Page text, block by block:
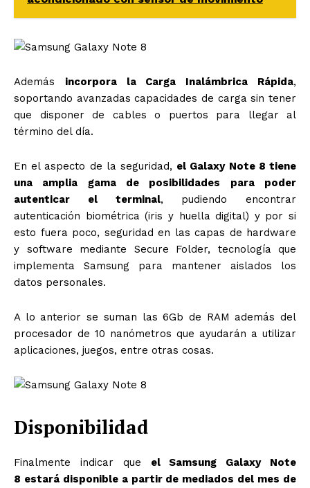
Además incorpora la Carga Inalámbrica Rápida,
soportando avanzadas capacidades de carga sin tener
que disponer de cables o puertos para llegar al
término del día.
En el aspecto de la seguridad, el Galaxy Note 8 tiene
una amplia gama de posibilidades para poder
autenticar el terminal, pudiendo encontrar
autenticación biométrica (iris y huella digital) y por si
esto fuera poco, seguridad en las capas de hardware
y software mediante Secure Folder, tecnología que
implementa Samsung para mantener aislados los
datos personales.
A lo anterior se suman las 6Gb de RAM además del
procesador de 10 nanómetros que ayudarán a utilizar
aplicaciones, juegos, entre otras cosas.
Disponibilidad
Finalmente indicar que el Samsung Galaxy Note
8 estará disponible a partir de mediados del mes de